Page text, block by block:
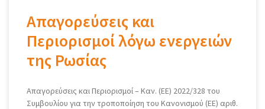
Απαγορεύσεις και
Περιορισμοί λόγω ενεργειών
της Ρωσίας
Απαγορεύσεις και Περιορισμοί – Καν. (ΕΕ) 2022/328 του
Συμβουλίου για την τροποποίηση του Κανονισμού (ΕΕ) αριθ.